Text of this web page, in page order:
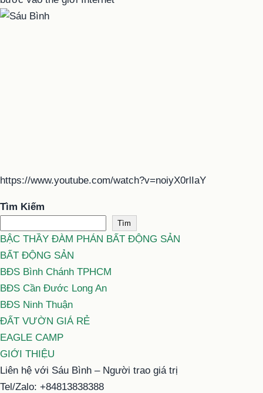
https://www.youtube.com/watch?v=noiyX0rlIaY
Tìm Kiếm
Tìm
BẬC THẦY ĐÀM PHÁN BẤT ĐỘNG SẢN
BẤT ĐỘNG SẢN
BĐS Bình Chánh TPHCM
BĐS Cần Đước Long An
BĐS Ninh Thuận
ĐẤT VƯỜN GIÁ RẺ
EAGLE CAMP
GIỚI THIỆU
Liên hệ với Sáu Bình – Người trao giá trị
Tel/Zalo: +84813838388